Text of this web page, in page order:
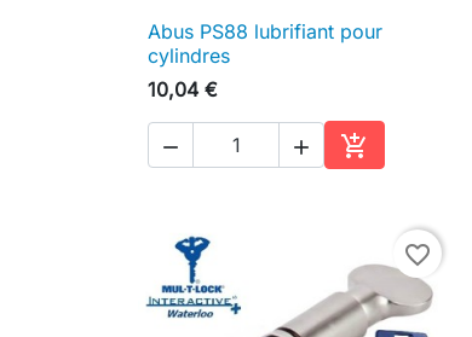
 Aperçu rapide
Abus PS88 lubrifiant pour
cylindres
10,04 €
  
Ajouter au
favorite_border